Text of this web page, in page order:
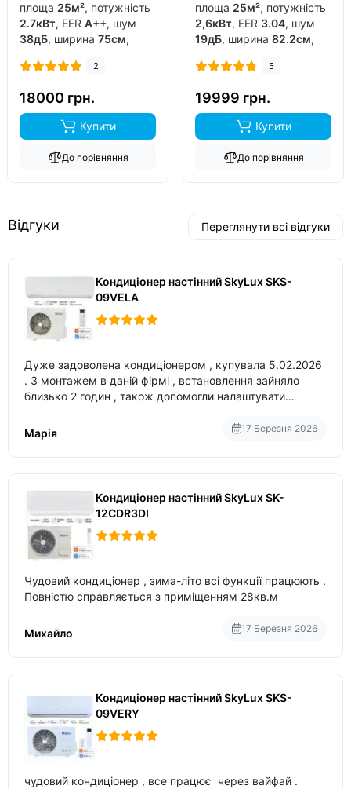
площа 25м², потужність
2.7кВт, EER A++, шум
38дБ, ширина 75см,
китай, інвертор
2
18000 грн.
Купити
До порівняння
площа 25м², потужність
2,6кВт, EER 3.04, шум
19дБ, ширина 82.2см,
китай, інвертор
5
19999 грн.
Купити
До порівняння
Відгуки Переглянути всі відгуки
Кондиціонер настінний SkyLux SKS-
09VELA
Дуже задоволена кондиціонером , купувала 5.02.2026
. З монтажем в даній фірмі , встановлення зайняло
близько 2 годин , також допомогли налаштувати
Марія
17 Березня 2026
Кондиціонер настінний SkyLux SK-
12CDR3DI
Чудовий кондиціонер , зима-літо всі функції працюють .
Повністю справляється з приміщенням 28кв.м
Михайло 17 Березня 2026
Кондиціонер настінний SkyLux SKS-
09VERY
чудовий кондиціонер , все працює через вайфай .